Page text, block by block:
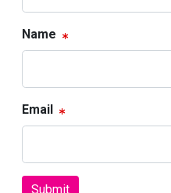
Name
Email
Submit